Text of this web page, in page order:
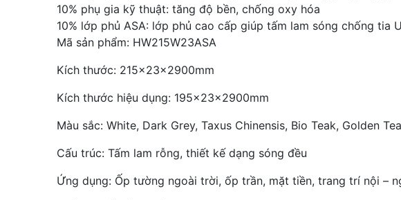
10% phụ gia kỹ thuật: tăng độ bền, chống oxy hóa
10% lớp phủ ASA: lớp phủ cao cấp giúp tấm lam sóng chống tia
Mã sản phẩm: HW215W23ASA
Kích thước: 215x23x2900mm
Kích thước hiệu dụng: 195x23x2900mm
Màu sắc: White, Dark Grey, Taxus Chinensis, Bio Teak, Golden
Cấu trúc: Tấm lam rỗng, thiết kế dạng sóng đều
Ứng dụng: Ốp tường ngoài trời, ốp trần, mặt tiền, trang trí nội –